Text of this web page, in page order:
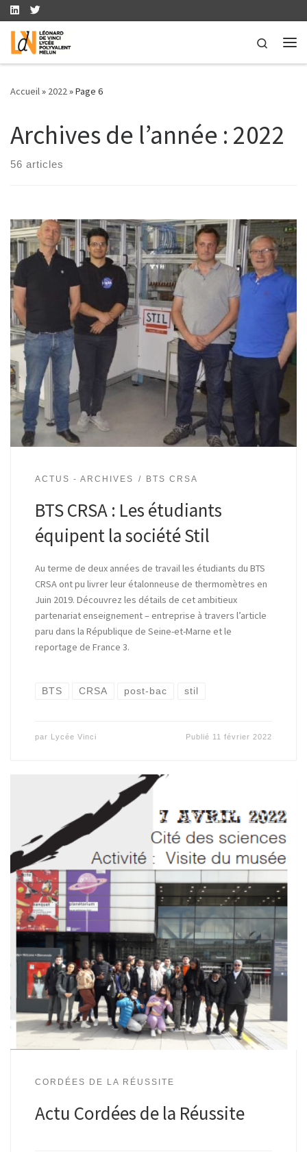
Skip to content
Search
Accueil» 2022»Page 6
Archives de l’année : 2022
56 articles
ACTUS - ARCHIVES BTS CRSA
BTS CRSA : Les étudiants
équipent la société Stil
Au terme de deux années de travail les étudiants du BTS
CRSA ont pu livrer leur étalonneuse de thermomètres en
Juin 2019. Découvrez les détails de cet ambitieux
partenariat enseignement – entreprise à travers l’article
paru dans la République de Seine-et-Marne et le
reportage de France 3.
BTS CRSA post-bac stil
par Lycée Vinci Publié 11 février 2022
CORDÉES DE LA RÉUSSITE
Actu Cordées de la Réussite